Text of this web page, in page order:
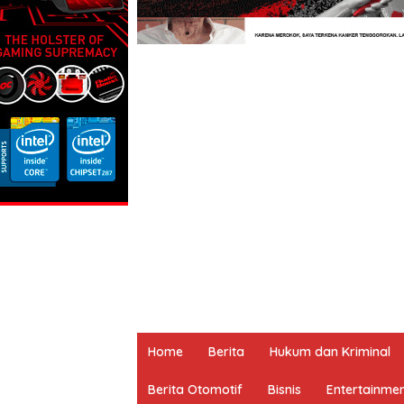
Home Berita Hukum dan Kriminal
Berita Otomotif Bisnis